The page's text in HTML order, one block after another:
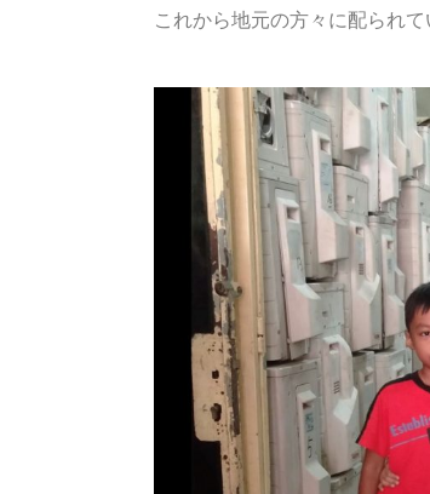
これから地元の方々に配られて